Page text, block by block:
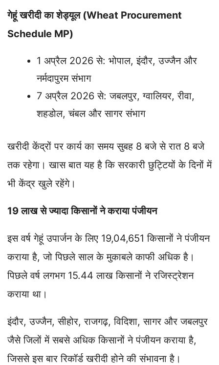
गेहूं खरीदी का शेड्यूल (Wheat Procurement
Schedule MP)
1 अप्रैल 2026 से: भोपाल, इंदौर, उज्जैन और
नर्मदापुरम संभाग
7 अप्रैल 2026 से: जबलपुर, ग्वालियर, रीवा,
शहडोल, चंबल और सागर संभाग
खरीदी केंद्रों पर कार्य का समय सुबह 8 बजे से रात 8 बजे
तक रहेगा। खास बात यह है कि सरकारी छुट्टियों के दिनों में
भी केंद्र खुले रहेंगे।
19 लाख से ज्यादा किसानों ने कराया पंजीयन
इस वर्ष गेहूं उपार्जन के लिए 19,04,651 किसानों ने पंजीयन
कराया है, जो पिछले साल के मुकाबले काफी अधिक है।
पिछले वर्ष लगभग 15.44 लाख किसानों ने रजिस्ट्रेशन
कराया था।
इंदौर, उज्जैन, सीहोर, राजगढ़, विदिशा, सागर और जबलपुर
जैसे जिलों में सबसे अधिक किसानों ने पंजीयन कराया है,
जिससे इस बार रिकॉर्ड खरीदी होने की संभावना है।